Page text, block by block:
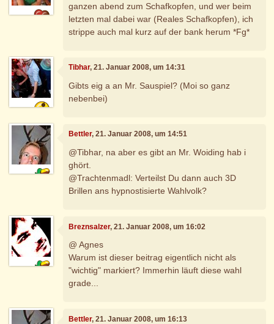
ganzen abend zum Schafkopfen, und wer beim
letzten mal dabei war (Reales Schafkopfen), ich
strippe auch mal kurz auf der bank herum *Fg*
Tibhar, 21. Januar 2008, um 14:31
Gibts eig a an Mr. Sauspiel? (Moi so ganz
nebenbei)
Bettler, 21. Januar 2008, um 14:51
@Tibhar, na aber es gibt an Mr. Woiding hab i
ghört.
@Trachtenmadl: Verteilst Du dann auch 3D
Brillen ans hypnostisierte Wahlvolk?
Breznsalzer, 21. Januar 2008, um 16:02
@ Agnes
Warum ist dieser beitrag eigentlich nicht als
"wichtig" markiert? Immerhin läuft diese wahl
grade...
Bettler, 21. Januar 2008, um 16:13